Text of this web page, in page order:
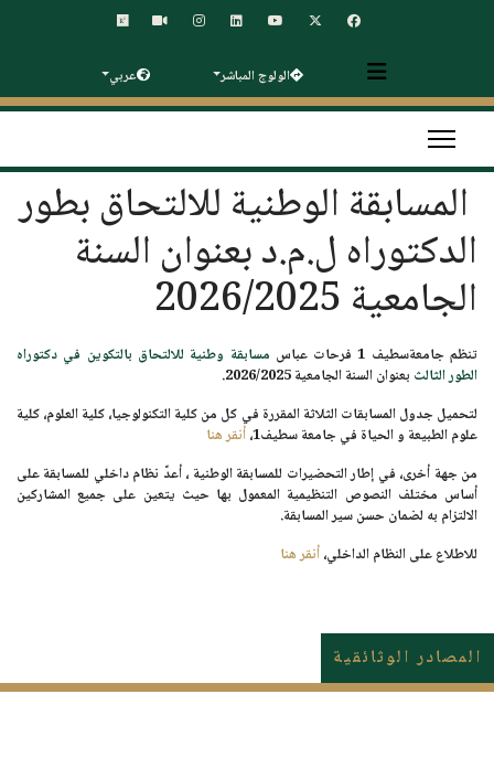
الولوج المباشر عربي
المسابقة الوطنية للالتحاق بطور
الدكتوراه ل.م.د بعنوان السنة
الجامعية 2026/2025
تنظم جامعةسطيف 1 فرحات عباس
مسابقة وطنية للالتحاق بالتكوين في دكتوراه
الطور الثالث بعنوانالسنة الجامعية 2026/2025.
لتحميل جدول المسابقات الثلاثة المقررة في كل من كلية التكنولوجيا، كلية العلوم، كلية
علوم الطبيعة و الحياة في جامعة سطيف1،
أنقر هنا
من جهة أخرى، في إطار التحضيرات للمسابقة الوطنية ، أعدّ نظام داخلي للمسابقة على
أساس مختلف النصوص التنظيمية المعمول بها حيث يتعين على جميع المشاركين
الالتزام به لضمان حسن سير المسابقة.
للاطلاع على النظام الداخلي،أنقر هنا
المصادر الوثائقية